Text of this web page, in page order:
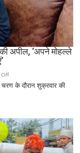
आपत्ति,
मौलाना
राशिद
सिद्दीकी
नेअपील, ‘अपने मोहल्ले
Offon
कांवड़
बीच
जमीयत-
उलेमा-
ए-
के दौरान शुक्रवार की